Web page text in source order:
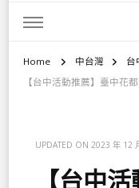
Home 中台灣
台
【台中活動推薦】臺中花
UPDATED ON 2023 年 12
【台中